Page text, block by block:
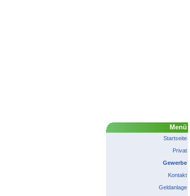
Menü
Startseite
Privat
Gewerbe
Kontakt
Geldanlage